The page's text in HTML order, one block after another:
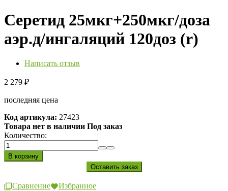
Серетид 25мкг+250мкг/доза
аэр.д/ингаляций 120доз (r)
Написать отзыв
2 279 ₽
последняя цена
Код артикула: 27423
Товара нет в наличии Под заказ
Количество:
Сравнение Избранное